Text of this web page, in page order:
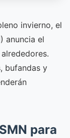
invierno, el
anuncia el
bufandas y
para